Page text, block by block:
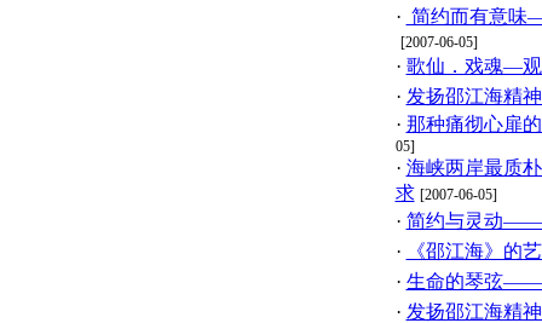
· 简约而有意味
[2007-06-05]
· 歌仙．戏魂—
· 发扬邵江海精
· 那种痛彻心扉
05]
· 海峡两岸最质
求 [2007-06-05]
· 简约与灵动——
·
《邵江海》的
· 生命的琴弦——
· 发扬邵江海精